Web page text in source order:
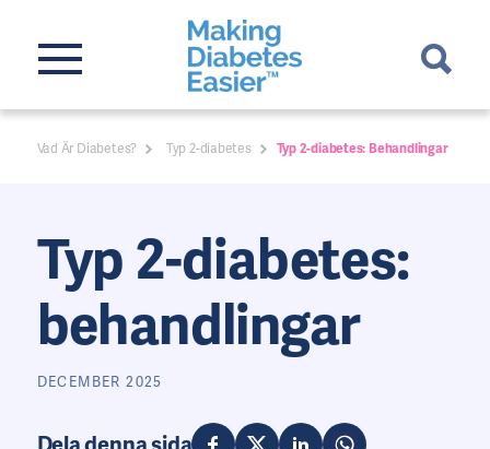
Vad Är Diabetes? Typ 2-diabetes Typ 2-diabetes: Behandlingar
Typ 2-diabetes:
behandlingar
DECEMBER 2025